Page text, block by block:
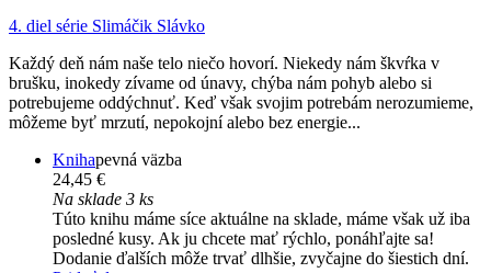
4. diel série Slimáčik Slávko
Každý deň nám naše telo niečo hovorí. Niekedy nám škvŕka v
brušku, inokedy zívame od únavy, chýba nám pohyb alebo si
potrebujeme oddýchnuť. Keď však svojim potrebám nerozumieme,
môžeme byť mrzutí, nepokojní alebo bez energie...
Knihapevná väzba
24,45 €
Na sklade 3 ks
Túto knihu máme síce aktuálne na sklade, máme však už iba
posledné kusy. Ak ju chcete mať rýchlo, ponáhľajte sa!
Dodanie ďalších môže trvať dlhšie, zvyčajne do šiestich dní.